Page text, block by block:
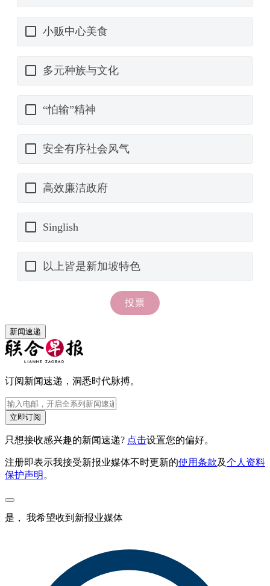
新闻速递
订阅新闻速递，洞悉时代脉搏。
立即订阅
只想接收感兴趣的新闻速递? 点击设置您的偏好。
注册即表示我接受新报业媒体不时更新的使用条款及个人资料
保护声明 。
是， 我希望收到新报业媒体